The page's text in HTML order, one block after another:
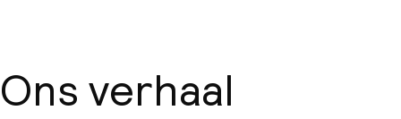
Ons verhaal